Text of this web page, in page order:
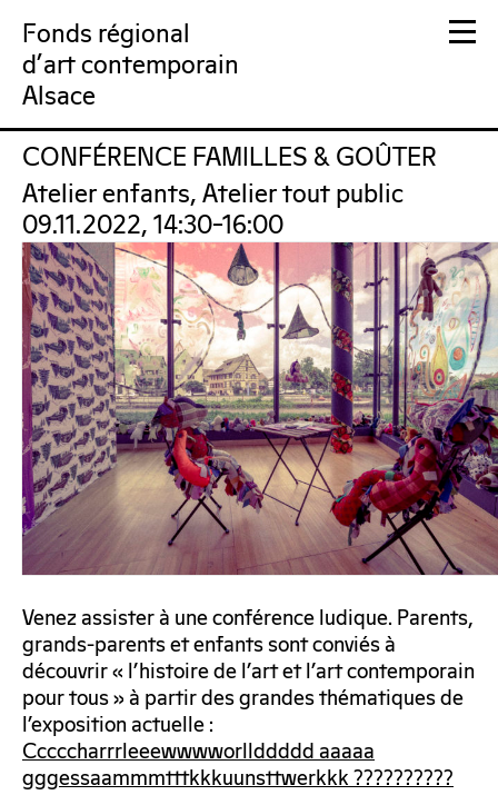
Fonds régional
d'art contemporain
Alsace
FRAC Alsace
CONFÉRENCE FAMILLES & GOÛTER
Atelier enfants, Atelier tout public
09.11.2022, 14:30–16:00
Venez assister à une conférence ludique. Parents,
grands-parents et enfants sont conviés à
découvrir « l’histoire de l’art et l’art contemporain
pour tous » à partir des grandes thématiques de
l’exposition actuelle :
Cccccharrrleeewwwworllddddd aaaaa
gggessaammmtttkkkuunsttwerkkk ??????????